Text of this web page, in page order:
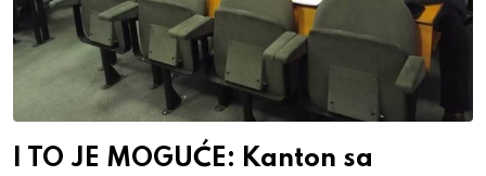
I TO JE MOGUĆE: Kanton sa